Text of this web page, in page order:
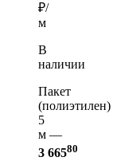
₽/
м
В
наличии
Пакет
(полиэтилен)
5
м —
3 66580